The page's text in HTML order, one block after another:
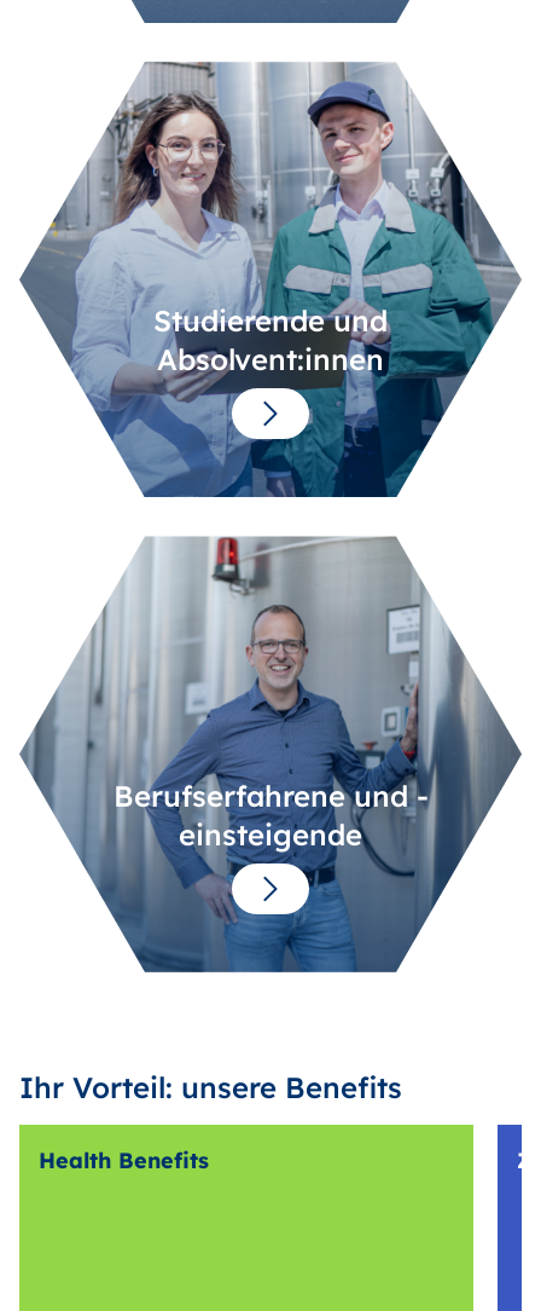
Studierende und
Absolvent:innen
Berufserfahrene und -
einsteigende
Ihr Vorteil: unsere Benefits
Health Benefits